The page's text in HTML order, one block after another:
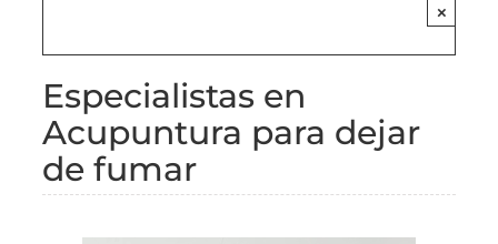
×
Especialistas en
Acupuntura para dejar
de fumar